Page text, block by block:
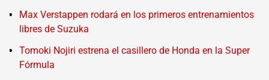
Max Verstappen rodará en los primeros entrenamientos
libres de Suzuka
Tomoki Nojiri estrena el casillero de Honda en la Super
Fórmula